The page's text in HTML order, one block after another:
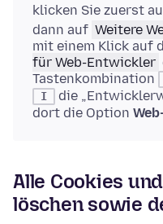
klicken Sie zuerst
dann auf Weitere
mit einem Klick auf
für Web-Entwickler
Tastenkombination
I
die
dort die Option
Alle Cookies
löschen sowie